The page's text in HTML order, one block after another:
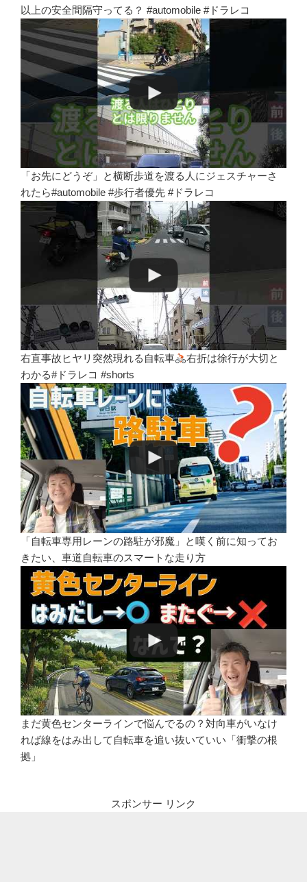
以上の安全間隔守ってる？ #automobile #ドラレコ
「お先にどうぞ」と横断歩道を渡る人にジェスチャーさ
れたら#automobile #歩行者優先 #ドラレコ
右直事故ヒヤリ突然現れる自転車
右折は徐行が大切と
わかる#ドラレコ #shorts
「自転車専用レーンの路駐が邪魔」と嘆く前に知ってお
きたい、車道自転車のスマートな走り方
まだ黄色センターラインで悩んでるの？対向車がいなけ
れば線をはみ出して自転車を追い抜いていい「衝撃の根
拠」
スポンサー リンク